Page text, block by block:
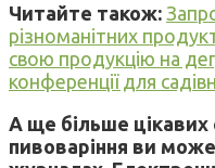
Читайте також:
різноманітних
свою продукцію на
конференції для
А ще більше
пивоваріння ви